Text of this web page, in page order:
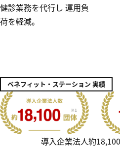
健診業務を代行し 運用負
荷を軽減。
ベネフィット・ステーション 実績
導入企業法人約